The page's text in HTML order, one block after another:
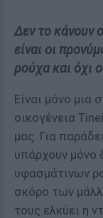
Δεν το κάνουν
είναι οι
ρούχα και όχι
Είναι μόνο μια
οικογένεια
μας. Για
υπάρχουν μόνο
υφασμάτινων
σκόρο των
τους ελκύει η